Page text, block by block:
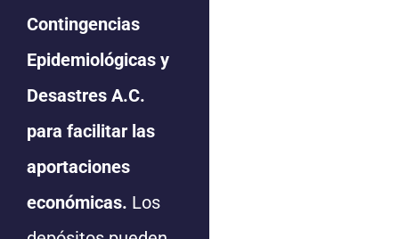
Contingencias
Epidemiológicas y
Desastres A.C.
para facilitar las
aportaciones
económicas. Los